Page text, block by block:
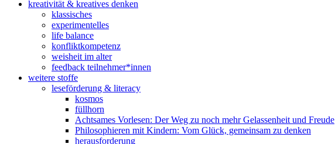
kreativität & kreatives denken
klassisches
experimentelles
life balance
konfliktkompetenz
weisheit im alter
feedback teilnehmer*innen
weitere stoffe
leseförderung & literacy
kosmos
füllhorn
Achtsames Vorlesen: Der Weg zu noch mehr Gelassenheit und Freude
Philosophieren mit Kindern: Vom Glück, gemeinsam zu denken
herausforderung